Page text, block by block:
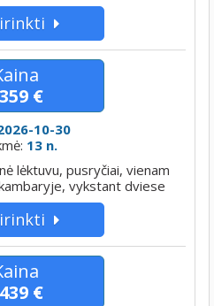
€
10-30
13 n.
lėktuvu, pusryčiai, vienam
vykstant dviese
€